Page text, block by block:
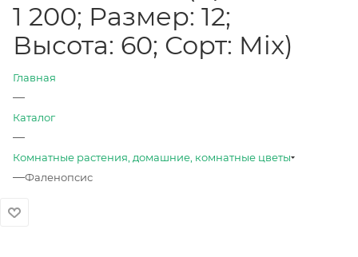
1 200; Размер: 12;
Высота: 60; Сорт: Mix)
Главная
—
Каталог
—
Комнатные растения, домашние, комнатные цветы
—Фаленопсис